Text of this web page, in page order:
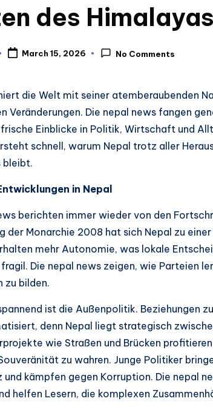
des Himalayas
March 15, 2026 No Comments
die Welt mit seiner atemberaubenden
Veränderungen. Die nepal news fangen
Einblicke in Politik, Wirtschaft und
schnell, warum Nepal trotz aller
bleibt.
in Nepal
berichten immer wieder von den
der Monarchie 2008 hat sich Nepal zu
mehr Autonomie, was lokale
Die nepal news zeigen, wie Parteien
zu bilden.
ist die Außenpolitik. Beziehungen
denn Nepal liegt strategisch
wie Straßen und Brücken
zu wahren. Junge Politiker
und kämpfen gegen Korruption. Die nepal
helfen Lesern, die komplexen